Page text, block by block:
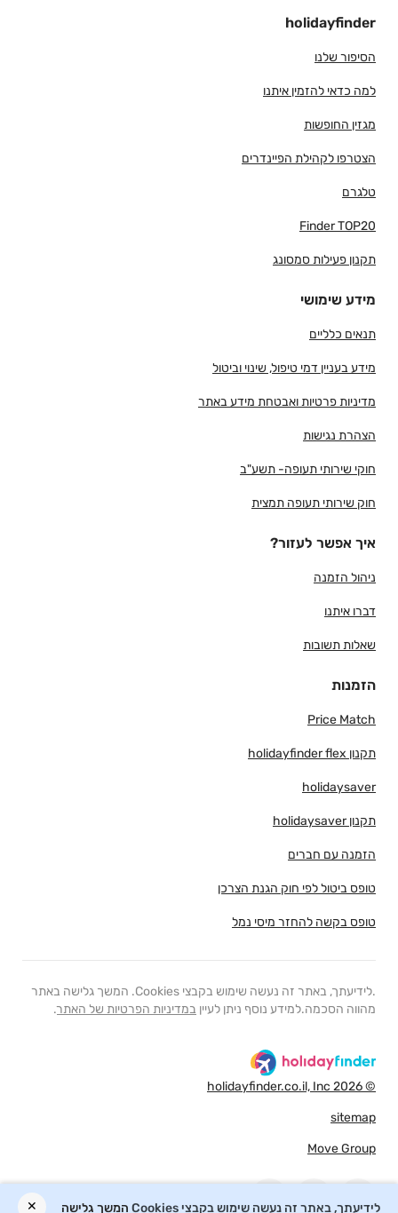
holidayfinder
הסיפור שלנו
למה כדאי להזמין איתנו
מגזין החופשות
הצטרפו לקהילת הפיינדרים
טלגרם
Finder TOP20
תקנון פעילות סמסונג
מידע שימושי
תנאים כלליים
מידע בעניין דמי טיפול, שינוי וביטול
מדיניות פרטיות ואבטחת מידע באתר
הצהרת נגישות
חוקי שירותי תעופה- תשע"ב
חוק שירותי תעופה תמצית
איך אפשר לעזור?
ניהול הזמנה
דברו איתנו
שאלות תשובות
הזמנות
Price Match
תקנון holidayfinder flex
holidaysaver
תקנון holidaysaver
הזמנה עם חברים
טופס ביטול לפי חוק הגנת הצרכן
טופס בקשה להחזר מיסי נמל
.לידיעתך, באתר זה נעשה שימוש בקבצי Cookies. המשך גלישה באתר
מהווה הסכמה.למידע נוסף ניתן לעיין במדיניות הפרטיות של האתר.
© 2026 holidayfinder.co.il, Inc
sitemap
Move Group
✕ לידיעתך, באתר זה נעשה שימוש בקבצי Cookies המשך גלישה